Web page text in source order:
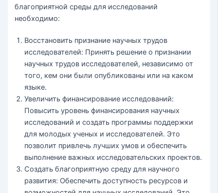
благоприятной среды для исследований
необходимо:
Восстановить признание научных трудов
исследователей: Принять решение о признании
научных трудов исследователей, независимо от
того, кем они были опубликованы или на каком
языке.
Увеличить финансирование исследований:
Повысить уровень финансирования научных
исследований и создать программы поддержки
для молодых ученых и исследователей. Это
позволит привлечь лучших умов и обеспечить
выполнение важных исследовательских проектов.
Создать благоприятную среду для научного
развития: Обеспечить доступность ресурсов и